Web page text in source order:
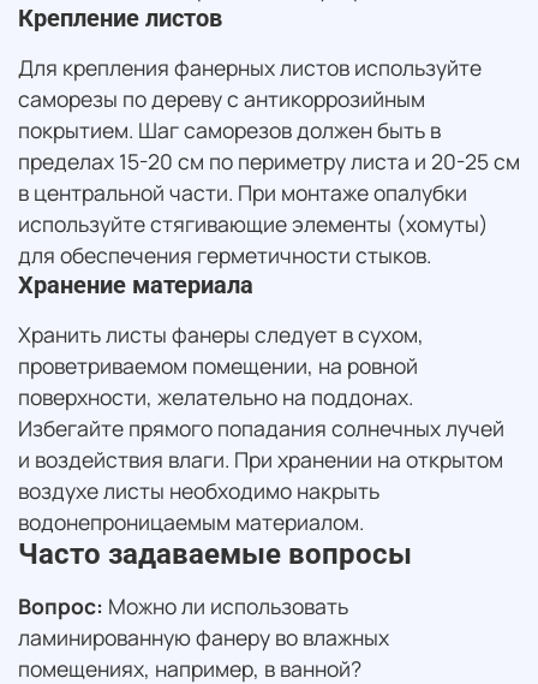
Крепление листов
Для крепления фанерных листов используйте
саморезы по дереву с антикоррозийным
покрытием. Шаг саморезов должен быть в
пределах 15-20 см по периметру листа и 20-25 см
в центральной части. При монтаже опалубки
используйте стягивающие элементы (хомуты)
для обеспечения герметичности стыков.
Хранение материала
Хранить листы фанеры следует в сухом,
проветриваемом помещении, на ровной
поверхности, желательно на поддонах.
Избегайте прямого попадания солнечных лучей
и воздействия влаги. При хранении на открытом
воздухе листы необходимо накрыть
водонепроницаемым материалом.
Часто задаваемые вопросы
Вопрос: Можно ли использовать
ламинированную фанеру во влажных
помещениях, например, в ванной?